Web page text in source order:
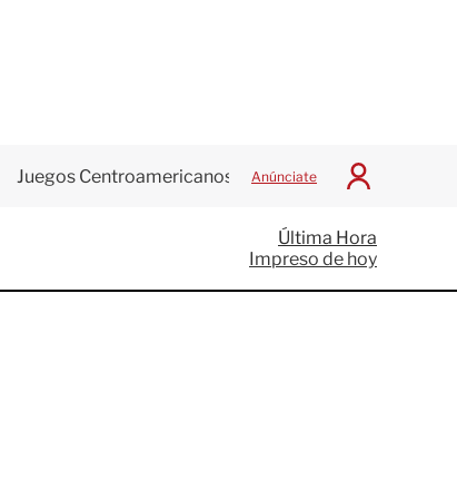
Juegos Centroamericanos Anúnciate
I
c
i
a
Última Hora
Impreso de hoy